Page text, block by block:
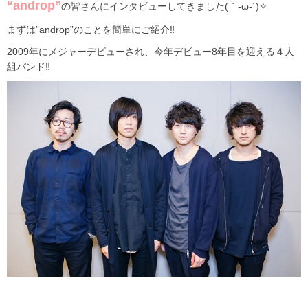
“androp”の皆さんにインタビューしてきました(｀-ω-´)✧
まずは”androp”のことを簡単にご紹介‼
2009年にメジャーデビューされ、今年デビュー8年目を迎える４人
組バンド‼